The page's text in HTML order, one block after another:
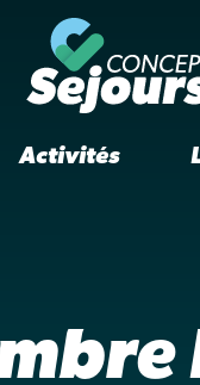
Activités